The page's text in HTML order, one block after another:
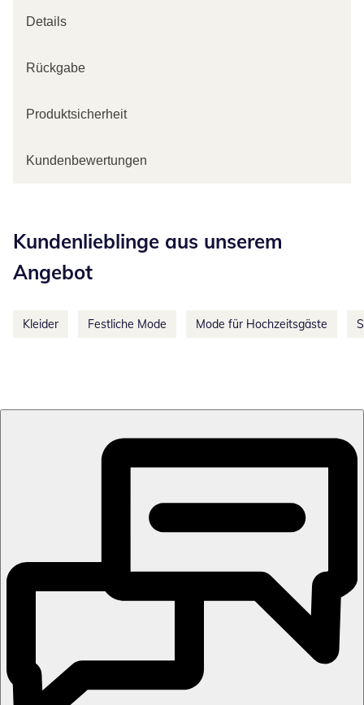
Details
Rückgabe
Produktsicherheit
Kundenbewertungen
Kundenlieblinge aus unserem
Angebot
Kleider Festliche Mode Mode für Hochzeitsgäste